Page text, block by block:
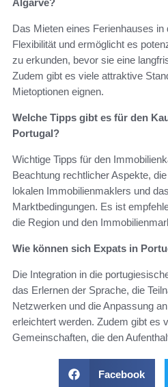
Das Mieten eines Ferienhauses in
Flexibilität und ermöglicht es
zu erkunden, bevor sie eine
Zudem gibt es viele attraktive
Mietoptionen eignen.
Welche Tipps gibt es für den
Portugal?
Wichtige Tipps für den
Beachtung rechtlicher Aspekte,
lokalen Immobilienmaklers und
Marktbedingungen. Es ist
die Region und den
Wie können sich Expats in
Die Integration in die
das Erlernen der Sprache, die
Netzwerken und die Anpassung
erleichtert werden. Zudem gibt es
Gemeinschaften, die den
Facebook